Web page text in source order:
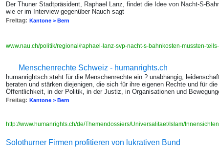
Der Thuner Stadtpräsident, Raphael Lanz, findet die Idee von Nacht-S-
wie er im Interview gegenüber Nauch sagt
Freitag: Kantone > Bern
www.nau.ch/politik/regional/raphael-lanz-svp-nacht-s-bahnkosten-mussten-
Menschenrechte Schweiz - humanrights.ch
humanrightsch steht für die Menschenrechte ein ? unabhängig,
beraten und stärken diejenigen, die sich für ihre eigenen Rechte und für
Öffentlichkeit, in der Politik, in der Justiz, in Organisationen und
Freitag: Kantone > Bern
http://www.humanrights.ch/de/Themendossiers/Universalitaet/Islam/
Solothurner Firmen profitieren von lukrativen Bund